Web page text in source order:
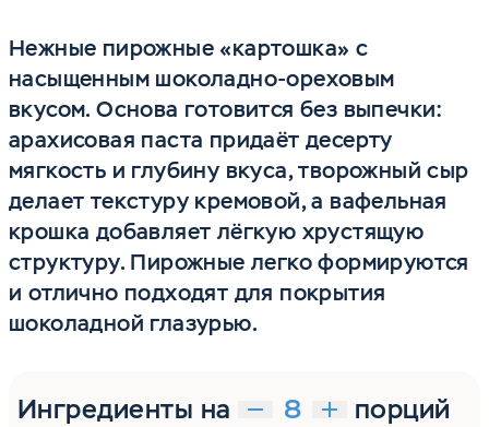
Нежные пирожные «картошка» с
насыщенным шоколадно-ореховым
вкусом. Основа готовится без выпечки:
арахисовая паста придаёт десерту
мягкость и глубину вкуса, творожный сыр
делает текстуру кремовой, а вафельная
крошка добавляет лёгкую хрустящую
структуру. Пирожные легко формируются
и отлично подходят для покрытия
шоколадной глазурью.
Ингредиенты на порций